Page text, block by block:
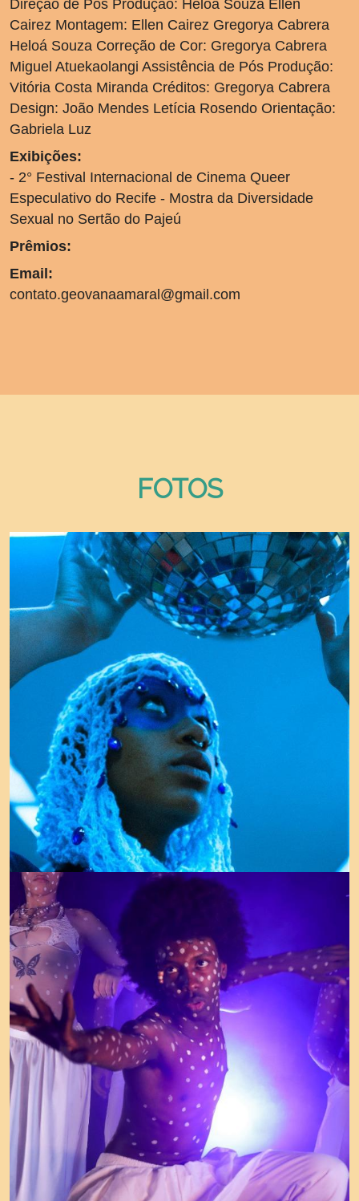
Direção de Pós Produção: Heloá Souza Ellen
Cairez Montagem: Ellen Cairez Gregorya Cabrera
Heloá Souza Correção de Cor: Gregorya Cabrera
Miguel Atuekaolangi Assistência de Pós Produção:
Vitória Costa Miranda Créditos: Gregorya Cabrera
Design: João Mendes Letícia Rosendo Orientação:
Gabriela Luz
Exibições:
- 2° Festival Internacional de Cinema Queer
Especulativo do Recife - Mostra da Diversidade
Sexual no Sertão do Pajeú
Prêmios:
Email:
contato.geovanaamaral@gmail.com
FOTOS